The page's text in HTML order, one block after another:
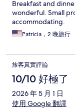
Breakfast and
wonderful. Small
accommodating.
Patricia，2 晚旅行
旅客真實評論
10/10 好極了
2026 年 5 月 1 日
使用 Google 翻譯